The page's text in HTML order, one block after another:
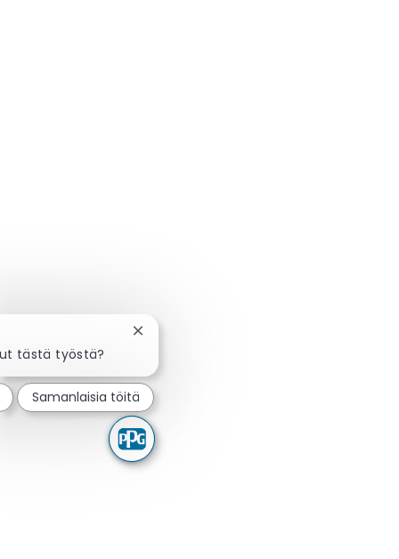
tästä työstä?
Sulje chatbot-ilmoitus
Samanlaisia töitä